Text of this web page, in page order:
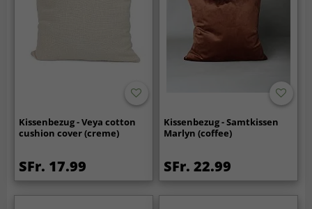
Kissenbezug - Veya cotton
cushion cover (creme)
SFr. 17.99
Kissenbezug - Samtkissen
Marlyn (coffee)
SFr. 22.99